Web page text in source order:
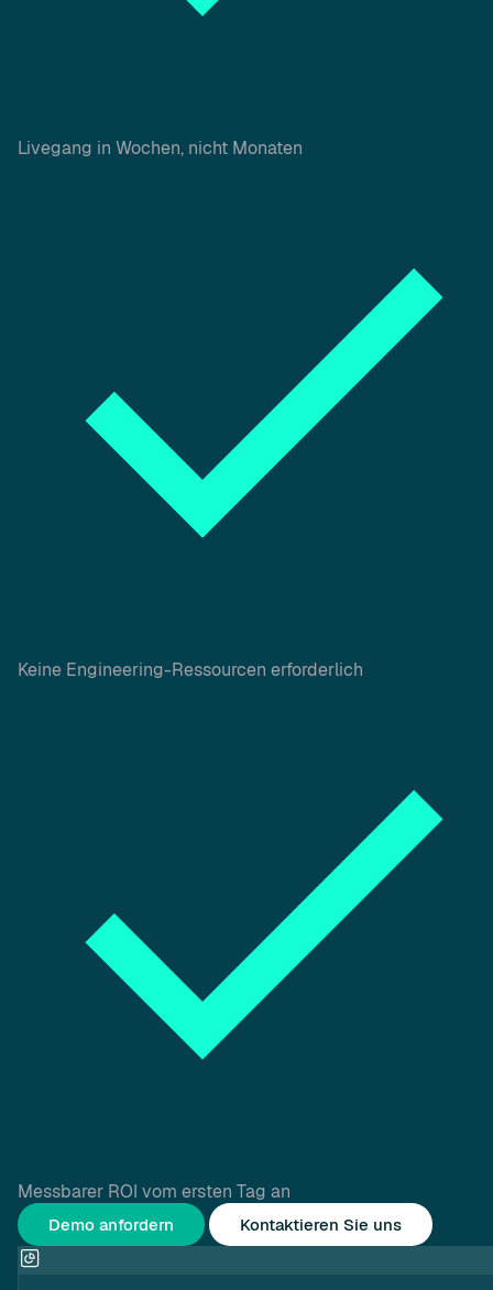
Livegang in Wochen, nicht Monaten
Keine Engineering-Ressourcen erforderlich
Messbarer ROI vom ersten Tag an
Demo anfordern Kontaktieren Sie uns